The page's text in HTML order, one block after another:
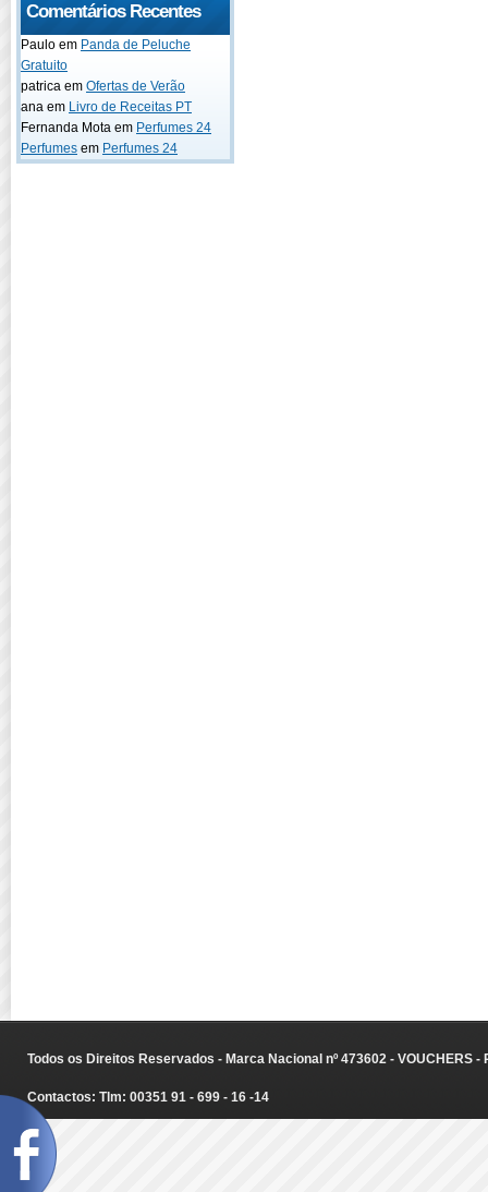
Comentários Recentes
Paulo em Panda de Peluche
Gratuito
patrica em Ofertas de Verão
ana em Livro de Receitas PT
Fernanda Mota em Perfumes 24
Perfumes em Perfumes 24
Todos os Direitos Reservados - Marca Nacional nº 473602 - VOUCHERS
Contactos: Tlm: 00351 91 - 699 - 16 -14